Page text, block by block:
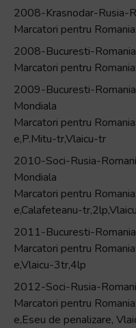
2008-Krasnodar-Rusia-
Marcatori pentru
2008-Bucuresti-
Marcatori pentru
2009-Bucuresti-
Mondiala
Marcatori pentru
e,P.Mitu-tr,Vlaicu-tr
2010-Soci-Rusia-
Mondiala
Marcatori pentru
e,Calafeteanu-
2011-Bucuresti-
Marcatori pentru
e,Vlaicu-3tr,4lp
2012-Soci-Rusia-
Marcatori pentru
e,Eseu de penalizare,